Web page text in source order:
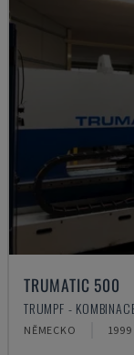
TRUMATIC 500
TRUMPF -
NĚMECKO 1999